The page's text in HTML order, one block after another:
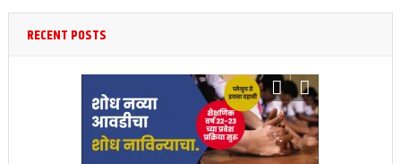
RECENT POSTS